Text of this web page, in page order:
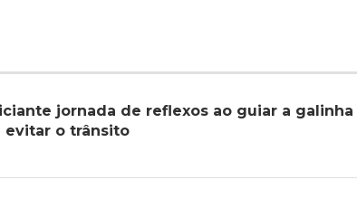
jornada de reflexos ao guiar a galinha
evitar o trânsito